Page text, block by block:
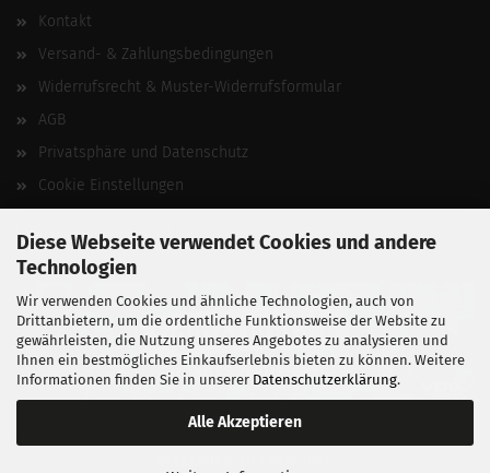
Diese Webseite verwendet Cookies und andere
Technologien
Wir verwenden Cookies und ähnliche Technologien, auch von
Drittanbietern, um die ordentliche Funktionsweise der Website zu
gewährleisten, die Nutzung unseres Angebotes zu analysieren und
Ihnen ein bestmögliches Einkaufserlebnis bieten zu können. Weitere
Informationen finden Sie in unserer Datenschutzerklärung.
Alle Akzeptieren
Kontakt
Versand- & Zahlungsbedingungen
Widerrufsrecht & Muster-Widerrufsformular
AGB
Privatsphäre und Datenschutz
Cookie Einstellungen
Vertrag widerrufen